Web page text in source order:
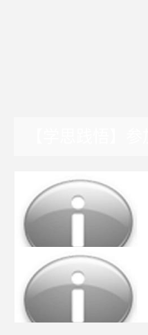
湖南园区
入会指南